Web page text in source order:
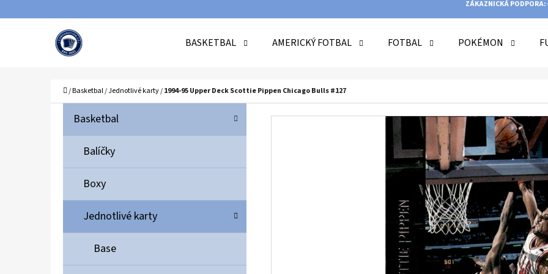
ZÁKAZNICKÁ PODPORA:
BASKETBAL AMERICKÝ FOTBAL FOTBAL POKÉMON
Domů
/Basketbal/Jednotlivé karty/1994-95 Upper Deck Scottie Pippen Chicago Bulls #127
Přeskočit
kategorie
K
T
G
R
E
Basketbal
Balíčky
Boxy
Jednotlivé karty
Base
Zpět
Zpět
HLEDAT